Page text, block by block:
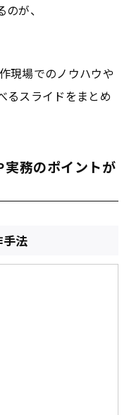
が、
現場でのノウハウや
るスライドをまとめ
務のポイントが
法